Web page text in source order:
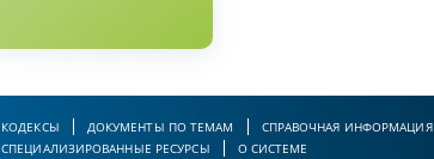
КОДЕКСЫ ДОКУМЕНТЫ ПО ТЕМАМ
СПРАВОЧНАЯ ИНФОРМАЦИЯ
СПЕЦИАЛИЗИРОВАННЫЕ РЕСУРСЫ
О СИСТЕМЕ